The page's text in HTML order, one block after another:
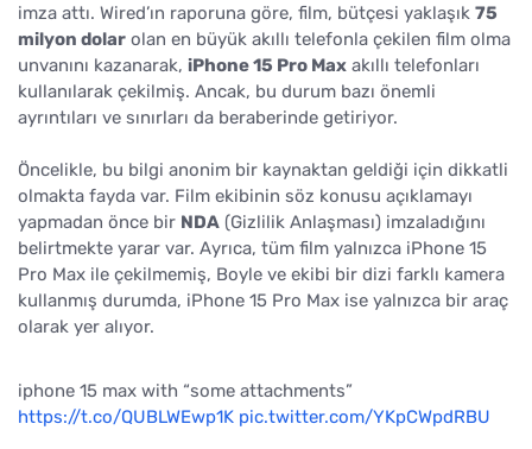
imza attı. Wired’ın raporuna göre, film, bütçesi yaklaşık 75
milyon dolar olan en büyük akıllı telefonla çekilen film olma
unvanını kazanarak, iPhone 15 Pro Max akıllı telefonları
kullanılarak çekilmiş. Ancak, bu durum bazı önemli
ayrıntıları ve sınırları da beraberinde getiriyor.
Öncelikle, bu bilgi anonim bir kaynaktan geldiği için dikkatli
olmakta fayda var. Film ekibinin söz konusu açıklamayı
yapmadan önce bir NDA (Gizlilik Anlaşması) imzaladığını
belirtmekte yarar var. Ayrıca, tüm film yalnızca iPhone 15
Pro Max ile çekilmemiş, Boyle ve ekibi bir dizi farklı kamera
kullanmış durumda, iPhone 15 Pro Max ise yalnızca bir araç
olarak yer alıyor.
iphone 15 max with “some attachments”
https://t.co/QUBLWEwp1K pic.twitter.com/YKpCWpdRBU